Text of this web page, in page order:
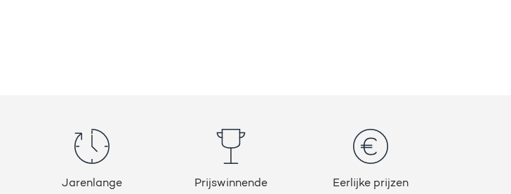
Jarenlange
Prijswinnende
Eerlijke prijzen